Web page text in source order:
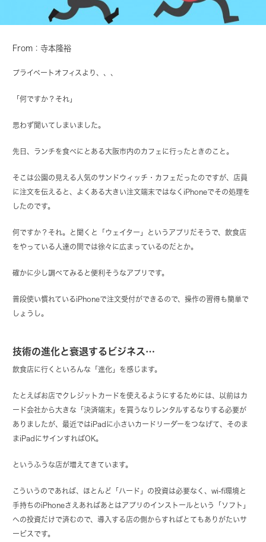
From：寺本隆裕
プライベートオフィスより、、、
「何ですか？それ」
思わず聞いてしまいました。
先日、ランチを食べにとある大阪市内のカフェに行ったときのこと。
そこは公園の見える人気のサンドウィッチ・カフェだったのですが、店員
に注文を伝えると、よくある大きい注文端末ではなくiPhoneでその処理を
したのです。
何ですか？それ。と聞くと「ウェイター」というアプリだそうで、飲食店
をやっている人達の間では徐々に広まっているのだとか。
確かに少し調べてみると便利そうなアプリです。
普段使い慣れているiPhoneで注文受付ができるので、操作の習得も簡単で
しょうし。
技術の進化と衰退するビジネス…
飲食店に行くといろんな「進化」を感じます。
たとえばお店でクレジットカードを使えるようにするためには、以前はカ
ード会社から大きな「決済端末」を買うなりレンタルするなりする必要が
ありましたが、最近ではiPadに小さいカードリーダーをつなげて、そのま
まiPadにサインすればOK。
というふうな店が増えてきています。
こういうのであれば、ほとんど「ハード」の投資は必要なく、wi-fi環境と
手持ちのiPhoneさえあればあとはアプリのインストールという「ソフト」
への投資だけで済むので、導入する店の側からすればとてもありがたいサ
ービスです。